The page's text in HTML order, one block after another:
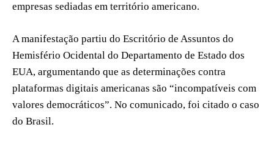
empresas sediadas em território americano.
A manifestação partiu do Escritório de Assuntos do
Hemisfério Ocidental do Departamento de Estado dos
EUA, argumentando que as determinações contra
plataformas digitais americanas são “incompatíveis com
valores democráticos”. No comunicado, foi citado o caso
do Brasil.